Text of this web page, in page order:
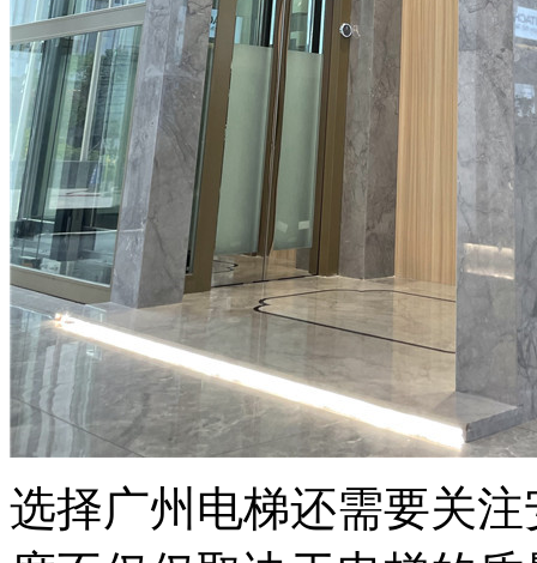
选择广州电梯还需要关